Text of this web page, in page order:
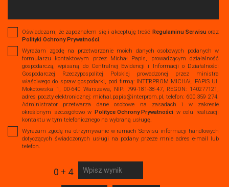
Oświadczam, że zapoznałem się i akceptuję treść Regulaminu Serwisu oraz
Polityki Ochrony Prywatności.
Wyrażam zgodę na przetwarzanie moich danych osobowych podanych w
formularzu kontaktowym przez Michał Papis, prowadzącym działalność
gospodarczą, wpisaną do Centralnej Ewidencji i Informacji o Działalności
Gospodarczej Rzeczypospolitej Polskiej prowadzonej przez ministra
właściwego do spraw gospodarki, pod firmą: INTERPROM MICHAŁ PAPIS Ul.
Mokotowska 1, 00-640 Warszawa, NIP: 799-181-38-47, REGON: 140277121,
adres poczty elektronicznej: michal.papis@interprom.pl, telefon: 600 359 274.
Administrator przetwarza dane osobowe na zasadach i w zakresie
określonym szczegółowo w Polityce Ochrony Prywatności w celu realizacji
kontaktu w tym telefonicznego na wybraną usługę.
Wyrażam zgodę na otrzymywanie w ramach Serwisu informacji handlowych
dotyczących świadczonych usługi na podany przeze mnie adres e-mail lub
telefon.
0 + 4